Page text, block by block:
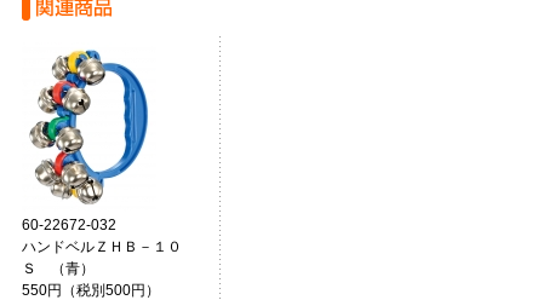
60-22672-032
ハンドベルＺＨＢ－１０
Ｓ （青）
550円（税別500円）